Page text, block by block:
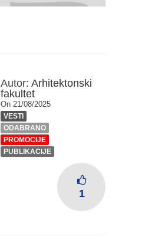
Autor: Arhitektonski
fakultet
On 21/08/2025
VESTI
ODABRANO
PROMOCIJE
PUBLIKACIJE
1